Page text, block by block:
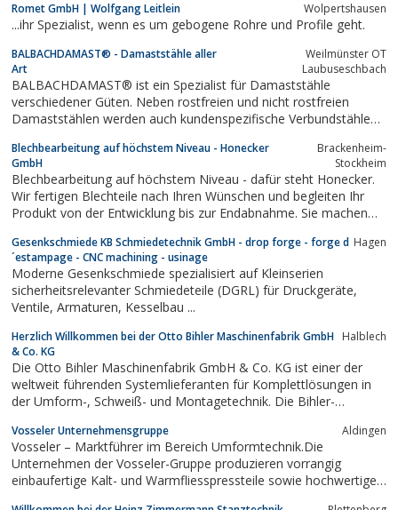
Romet GmbH | Wolfgang Leitlein Wolpertshausen
...ihr Spezialist, wenn es um gebogene Rohre und Profile geht.
BALBACHDAMAST® - Damaststähle aller
Art
Weilmünster OT
Laubuseschbach
BALBACHDAMAST® ist ein Spezialist für Damaststähle
verschiedener Güten. Neben rostfreien und nicht rostfreien
Damaststählen werden auch kundenspezifische Verbundstähle
Blechbearbeitung auf höchstem Niveau - Honecker
GmbH
Brackenheim-
Stockheim
Blechbearbeitung auf höchstem Niveau - dafür steht Honecker.
Wir fertigen Blechteile nach Ihren Wünschen und begleiten Ihr
Produkt von der Entwicklung bis zur Endabnahme. Sie machen
Gesenkschmiede KB Schmiedetechnik GmbH - drop forge - forge d
´estampage - CNC machining - usinage
Hagen
Moderne Gesenkschmiede spezialisiert auf Kleinserien
sicherheitsrelevanter Schmiedeteile (DGRL) für Druckgeräte,
Ventile, Armaturen, Kesselbau ...
Herzlich Willkommen bei der Otto Bihler Maschinenfabrik GmbH
& Co. KG
Halblech
Die Otto Bihler Maschinenfabrik GmbH & Co. KG ist einer der
weltweit führenden Systemlieferanten für Komplettlösungen in
der Umform-, Schweiß- und Montagetechnik. Die Bihler-
Automobil-, Elektro/Elektronik-Industrie, Medizintechnik, etc. Der
Bihler-Stammsitz...
Vosseler Unternehmensgruppe Aldingen
Vosseler – Marktführer im Bereich Umformtechnik.Die
Unternehmen der Vosseler-Gruppe produzieren vorrangig
einbaufertige Kalt- und Warmfliesspressteile sowie hochwertige